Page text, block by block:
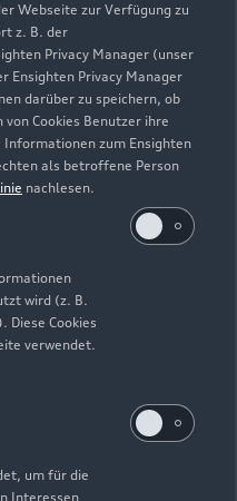
Webseite zur Verfügung zu
z. B. der
Privacy Manager (unser
Ensighten Privacy Manager
darüber zu speichern, ob
Cookies Benutzer ihre
zum Ensighten
als betroffene Person
nachlesen.
wird (z. B.
Diese Cookies
verwendet.
um für die
Interessen
Einstellungen